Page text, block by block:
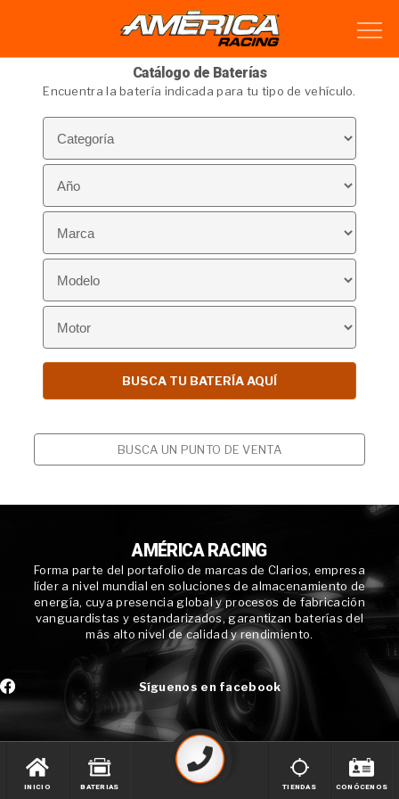
Catálogo de Baterías
Encuentra la batería indicada para tu tipo de vehículo.
BUSCA UN PUNTO DE VENTA
AMÉRICA RACING
Forma parte del portafolio de marcas de Clarios, empresa
líder a nivel mundial en soluciones de almacenamiento de
energía, cuya presencia global y procesos de fabricación
vanguardistas y estandarizados, garantizan baterías del
más alto nivel de calidad y rendimiento.
Síguenos en facebook
INICIO BATERIAS TIENDAS CONÓCENOS